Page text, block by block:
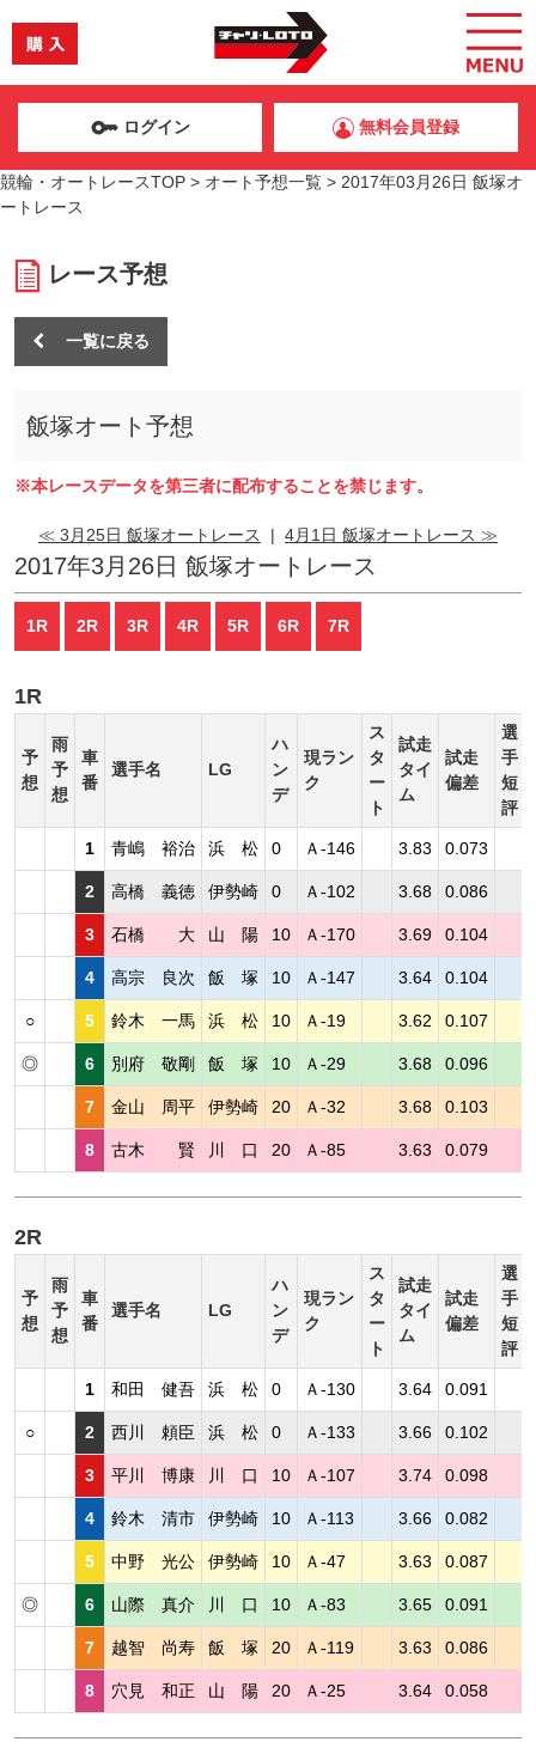
ログイン 無料会員登録
競輪・オートレースTOP > オート予想一覧 > 2017年03月26日 飯塚オ
ートレース
レース予想
一覧に戻る
飯塚オート予想
※本レースデータを第三者に配布することを禁じます。
≪ 3月25日 飯塚オートレース | 4月1日 飯塚オートレース ≫
2017年3月26日 飯塚オートレース
1R 2R 3R 4R 5R 6R 7R
1R
予
想
雨
予
想
車
番
選手名 LG
ハ
ン
デ
現ラン
ク
ス
タ
ー
ト
試走
タイ
ム
試走
偏差
選
手
短
評
1 青嶋 裕治 浜 松 0 Ａ-146 3.83 0.073
2 高橋 義徳 伊勢崎 0 Ａ-102 3.68 0.086
3 石橋 大 山 陽 10 Ａ-170 3.69 0.104
4 高宗 良次 飯 塚 10 Ａ-147 3.64 0.104
○ 5 鈴木 一馬 浜 松 10 Ａ-19 3.62 0.107
◎ 6 別府 敬剛 飯 塚 10 Ａ-29 3.68 0.096
7 金山 周平 伊勢崎 20 Ａ-32 3.68 0.103
8 古木 賢 川 口 20 Ａ-85 3.63 0.079
2R
予
想
雨
予
想
車
番
選手名 LG
ハ
ン
デ
現ラン
ク
ス
タ
ー
ト
試走
タイ
ム
試走
偏差
選
手
短
評
1 和田 健吾 浜 松 0 Ａ-130 3.64 0.091
○ 2 西川 頼臣 浜 松 0 Ａ-133 3.66 0.102
3 平川 博康 川 口 10 Ａ-107 3.74 0.098
4 鈴木 清市 伊勢崎 10 Ａ-113 3.66 0.082
5 中野 光公 伊勢崎 10 Ａ-47 3.63 0.087
◎ 6 山際 真介 川 口 10 Ａ-83 3.65 0.091
7 越智 尚寿 飯 塚 20 Ａ-119 3.63 0.086
8 穴見 和正 山 陽 20 Ａ-25 3.64 0.058